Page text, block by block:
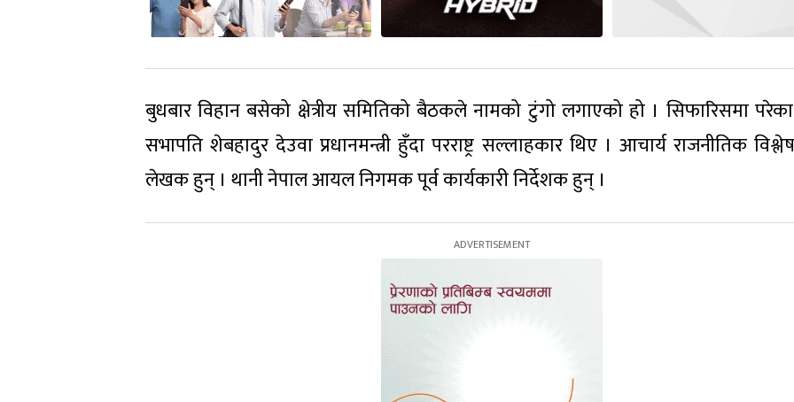
बुधबार विहान बसेको क्षेत्रीय समितिको बैठकले नामको टुंगो लगाएको हो । सिफारिसमा
सभापति शेबहादुर देउवा प्रधानमन्त्री हुँदा परराष्ट्र सल्लाहकार थिए । आचार्य राजनीतिक
लेखक हुन् । थानी नेपाल आयल निगमक पूर्व कार्यकारी निर्देशक हुन् ।